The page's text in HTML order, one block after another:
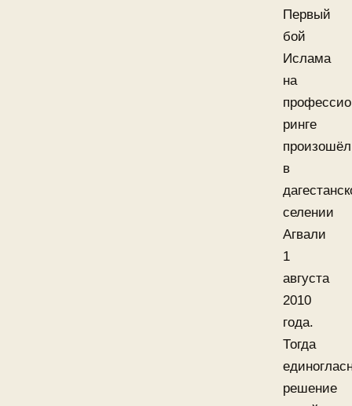
Первый
бой
Ислама
на
ринге
произошёл
в
селении
Агвали
1
августа
2010
года.
Тогда
решение